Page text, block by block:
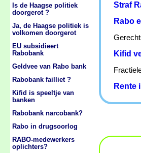
Straf
Rabo
Kifid
Rente
Is de Haagse politiek
doorgerot ?
Ja, de Haagse politiek is
volkomen doorgerot
EU subsidieert
Rabobank
Geldvee van Rabo bank
Rabobank failliet ?
Kifid is speeltje van
banken
Rabobank narcobank?
Rabo in drugsoorlog
RABO-medewerkers
oplichters?